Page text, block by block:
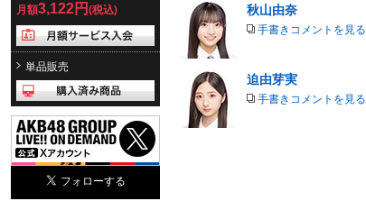
月額3,122円 (税込)
単品販売
秋山由奈
手書きコメントを見る
迫由芽実
手書きコメントを見る